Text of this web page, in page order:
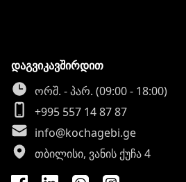
დაგვიკავშირდით
ორშ. - პარ. (09:00 - 18:00)
+995 557 14 87 87
info@kochagebi.ge
თბილისი, ვანის ქუჩა 4